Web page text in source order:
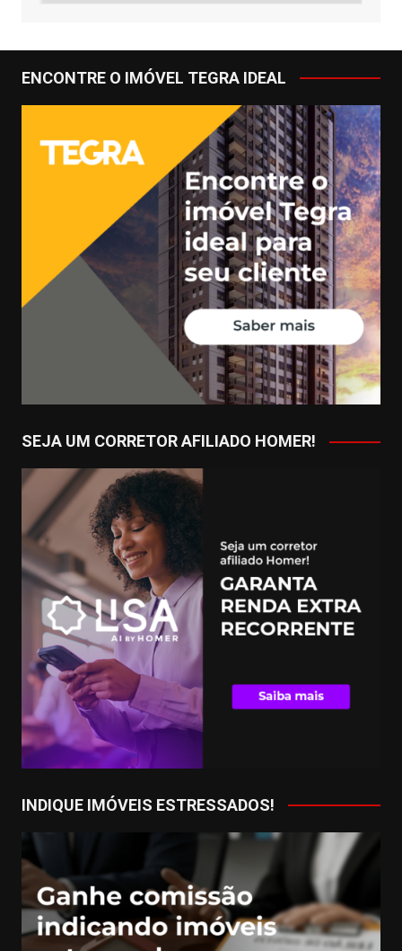
ENCONTRE O IMÓVEL TEGRA IDEAL
SEJA UM CORRETOR AFILIADO HOMER!
INDIQUE IMÓVEIS ESTRESSADOS!